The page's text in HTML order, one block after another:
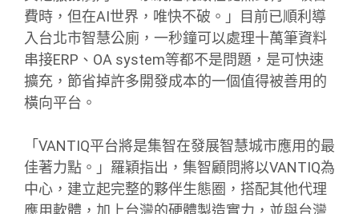
費時，但在AI世界，唯快不破。」目前已順利導
入台北市智慧公廁，一秒鐘可以處理十萬筆資料
串接ERP、OA system等都不是問題，是可快速
擴充，節省掉許多開發成本的一個值得被善用的
橫向平台。
「VANTIQ平台將是集智在發展智慧城市應用的最
佳著力點。」羅穎指出，集智顧問將以VANTIQ為
中心，建立起完整的夥伴生態圈，搭配其他代理
應用軟體，加上台灣的硬體製造實力，並與台灣